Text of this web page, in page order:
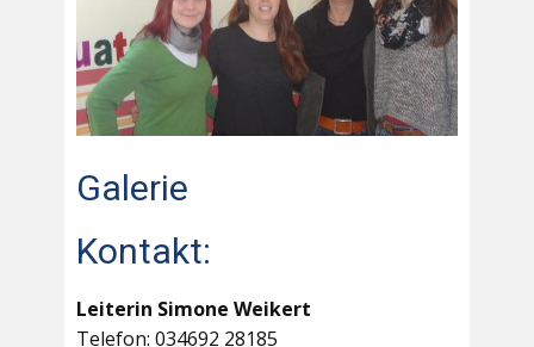
Galerie
Kontakt:
Leiterin Simone Weikert
Telefon: 034692 28185